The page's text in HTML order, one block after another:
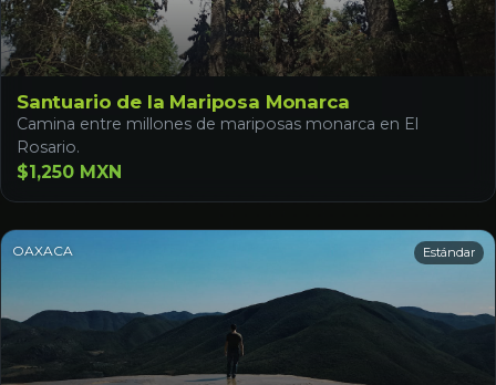
Santuario de la Mariposa Monarca
Camina entre millones de mariposas monarca en El
Rosario.
$1,250 MXN
OAXACA Estándar